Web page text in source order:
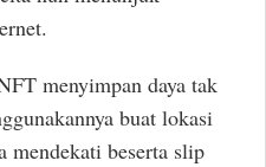
menyimpan daya tak
buat lokasi
mendekati beserta slip